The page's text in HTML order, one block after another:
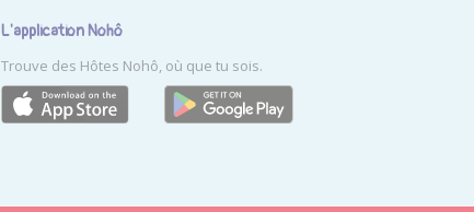
L'application Nohô
Trouve des Hôtes Nohô, où que tu sois.